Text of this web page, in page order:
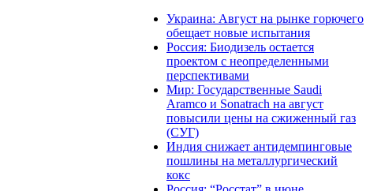
Украина: Август на рынке горючего
обещает новые испытания
Россия: Биодизель остается
проектом с неопределенными
перспективами
Мир: Государственные Saudi
Aramco и Sonatrach на август
повысили цены на сжиженный газ
(СУГ)
Индия снижает антидемпинговые
пошлины на металлургический
кокс